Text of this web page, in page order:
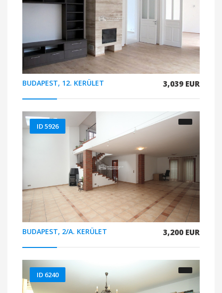
BUDAPEST, 12. KERÜLET 3,039 EUR
BUDAPEST, 2/A. KERÜLET 3,200 EUR
ID 5926
ID 6240